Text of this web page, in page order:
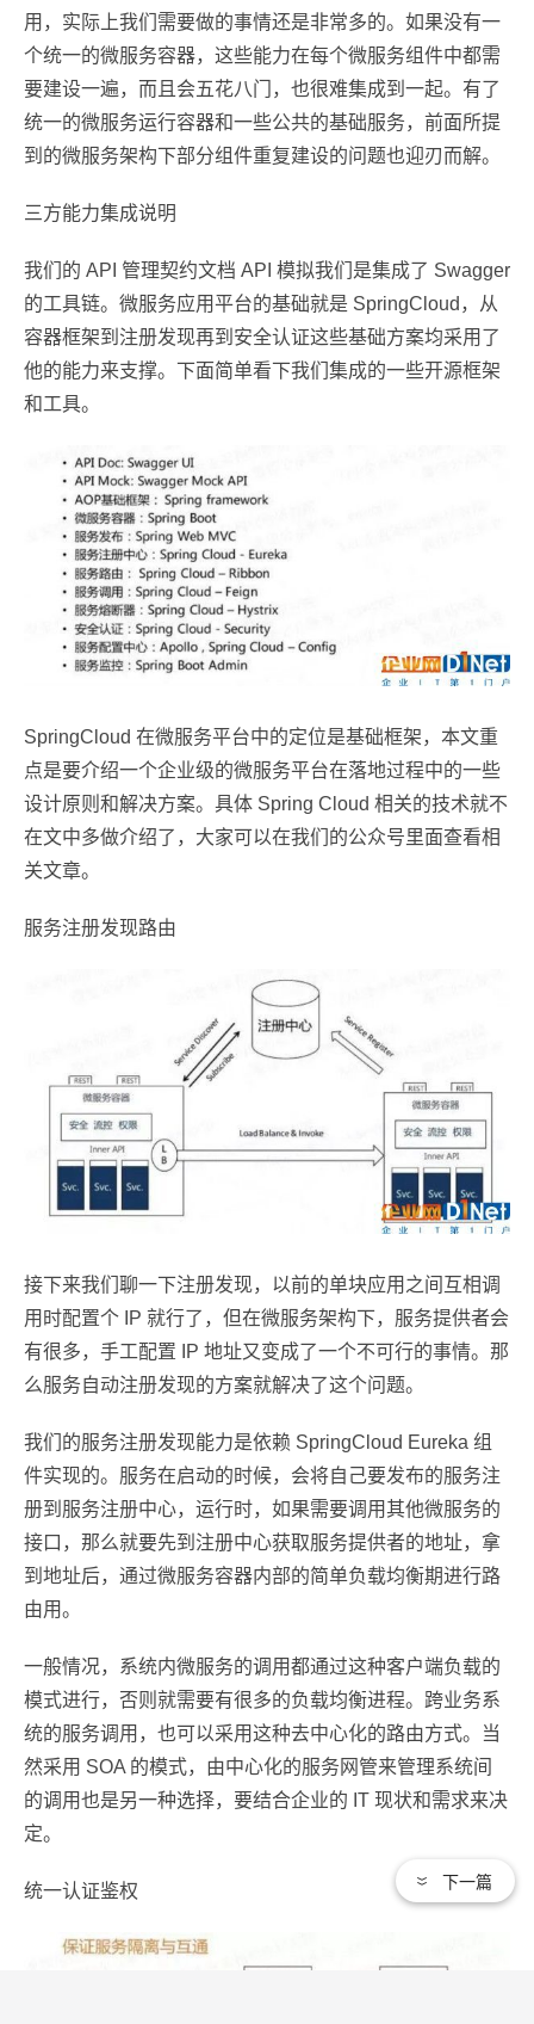
用，实际上我们需要做的事情还是非常多的。如果没有一
个统一的微服务容器，这些能力在每个微服务组件中都需
要建设一遍，而且会五花八门，也很难集成到一起。有了
统一的微服务运行容器和一些公共的基础服务，前面所提
到的微服务架构下部分组件重复建设的问题也迎刃而解。
三方能力集成说明
我们的 API 管理契约文档 API 模拟我们是集成了 Swagger
的工具链。微服务应用平台的基础就是 SpringCloud，从
容器框架到注册发现再到安全认证这些基础方案均采用了
他的能力来支撑。下面简单看下我们集成的一些开源框架
和工具。
SpringCloud 在微服务平台中的定位是基础框架，本文重
点是要介绍一个企业级的微服务平台在落地过程中的一些
设计原则和解决方案。具体 Spring Cloud 相关的技术就不
在文中多做介绍了，大家可以在我们的公众号里面查看相
关文章。
服务注册发现路由
接下来我们聊一下注册发现，以前的单块应用之间互相调
用时配置个 IP 就行了，但在微服务架构下，服务提供者会
有很多，手工配置 IP 地址又变成了一个不可行的事情。那
么服务自动注册发现的方案就解决了这个问题。
我们的服务注册发现能力是依赖 SpringCloud Eureka 组
件实现的。服务在启动的时候，会将自己要发布的服务注
册到服务注册中心，运行时，如果需要调用其他微服务的
接口，那么就要先到注册中心获取服务提供者的地址，拿
到地址后，通过微服务容器内部的简单负载均衡期进行路
由用。
一般情况，系统内微服务的调用都通过这种客户端负载的
模式进行，否则就需要有很多的负载均衡进程。跨业务系
统的服务调用，也可以采用这种去中心化的路由方式。当
然采用 SOA 的模式，由中心化的服务网管来管理系统间
的调用也是另一种选择，要结合企业的 IT 现状和需求来决
定。
统一认证鉴权 下一篇